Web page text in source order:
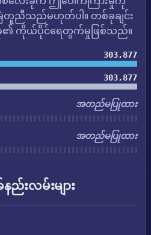
တူညီသည်မဟုတ်ပါ။ တစ်ခုချင်း
၏ ကိုယ်ပိုင်ရေတွက်မှုဖြစ်သည်။
303,877
303,877
အတည်မပြုထား
အတည်မပြုထား
နည်းလမ်းများ